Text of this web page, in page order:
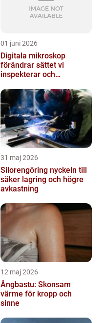
01 juni 2026
Digitala mikroskop
förändrar sättet vi
inspekterar och
31 maj 2026
Silorengöring nyckeln till
säker lagring och högre
avkastning
12 maj 2026
Ångbastu: Skonsam
värme för kropp och
sinne